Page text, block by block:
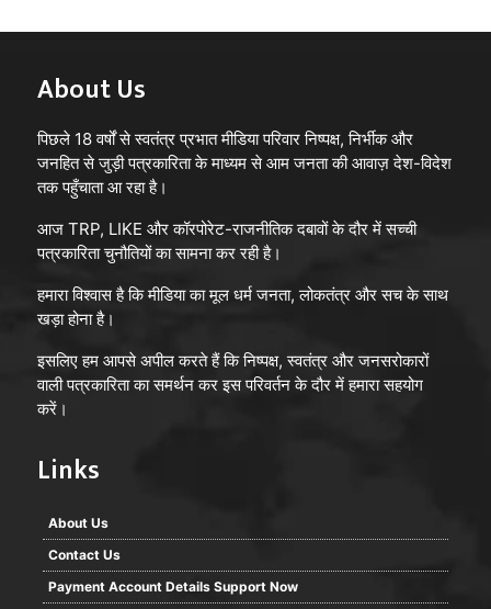
About Us
पिछले 18 वर्षों से स्वतंत्र प्रभात मीडिया परिवार निष्पक्ष, निर्भीक और
जनहित से जुड़ी पत्रकारिता के माध्यम से आम जनता की आवाज़ देश-विदेश
तक पहुँचाता आ रहा है।
आज TRP, LIKE और कॉरपोरेट-राजनीतिक दबावों के दौर में सच्ची
पत्रकारिता चुनौतियों का सामना कर रही है।
हमारा विश्वास है कि मीडिया का मूल धर्म जनता, लोकतंत्र और सच के साथ
खड़ा होना है।
इसलिए हम आपसे अपील करते हैं कि निष्पक्ष, स्वतंत्र और जनसरोकारों
वाली पत्रकारिता का समर्थन कर इस परिवर्तन के दौर में हमारा सहयोग
करें।
Links
About Us
Contact Us
Payment Account Details Support Now